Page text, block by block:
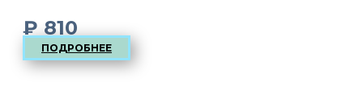
₽810
ПОДРОБНЕЕ